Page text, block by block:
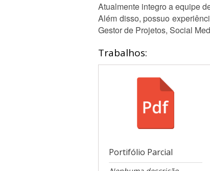
Atualmente integro a equipe
Além disso, possuo
Gestor de Projetos, Social
Trabalhos:
Portifólio Parcial